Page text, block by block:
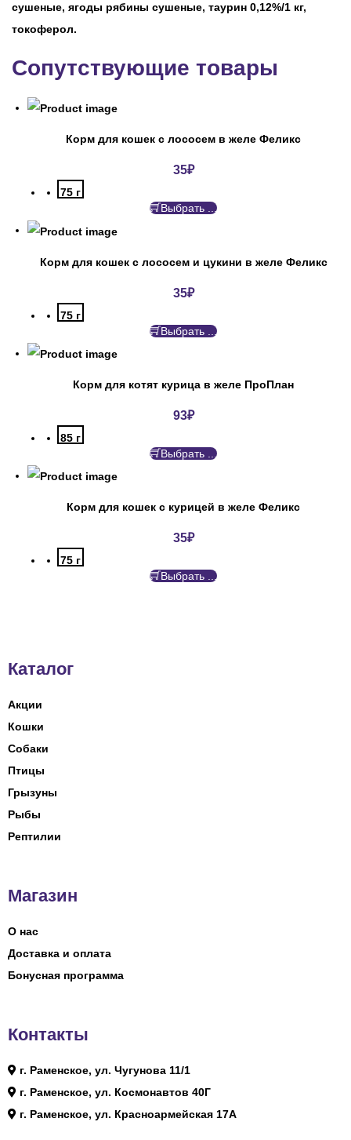
сушеные, ягоды рябины сушеные, таурин 0,12%/1 кг,
токоферол.
Сопутствующие товары
Корм для кошек с лососем в желе Феликс
35₽
75 г
Выбрать ...
Корм для кошек с лососем и цукини в желе Феликс
35₽
75 г
Выбрать ...
Корм для котят курица в желе ПроПлан
93₽
85 г
Выбрать ...
Корм для кошек с курицей в желе Феликс
35₽
75 г
Выбрать ...
Каталог
Акции
Кошки
Собаки
Птицы
Грызуны
Рыбы
Рептилии
Магазин
О нас
Доставка и оплата
Бонусная программа
Контакты
г. Раменское, ул. Чугунова 11/1
г. Раменское, ул. Космонавтов 40Г
г. Раменское, ул. Красноармейская 17А